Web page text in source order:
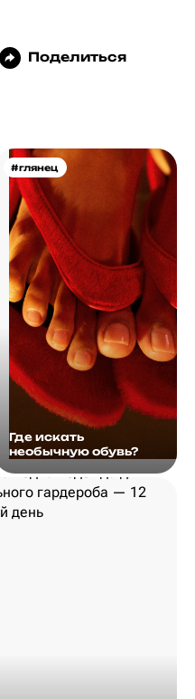
Поделиться
#глянец
Где искать
необычную обувь?